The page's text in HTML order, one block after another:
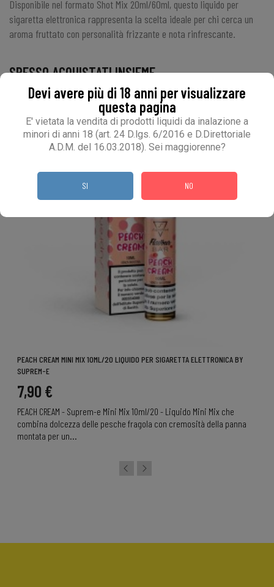
Devi avere più di 18 anni per visualizzare
questa pagina
E' vietata la vendita di prodotti liquidi da inalazione a
minori di anni 18 (art. 24 D.lgs. 6/2016 e D.Direttoriale
A.D.M. del 16.03.2018). Sei maggiorenne?
SI NO
Disponibile nel formato Shot Mix 20ml/60ml, questo liquido per
sigaretta elettronica rappresenta la scelta ideale per chi cerca un
aroma fruttato con personalità frizzante e nota rinfrescante.
SPESSO ACQUISTATI INSIEME
PEACH CREAM MINI MIX 10ML/20 LIQUIDO PER SIGARETTA ELETTRONICA BY
SUPREM-E
7,90 €
PEACH CREAM - Suprem-e Mini Mix 10ml/20 - Liquido Mini Mix che
combina dolcezza delle pesche fragola con cremosità della panna
montata per un...